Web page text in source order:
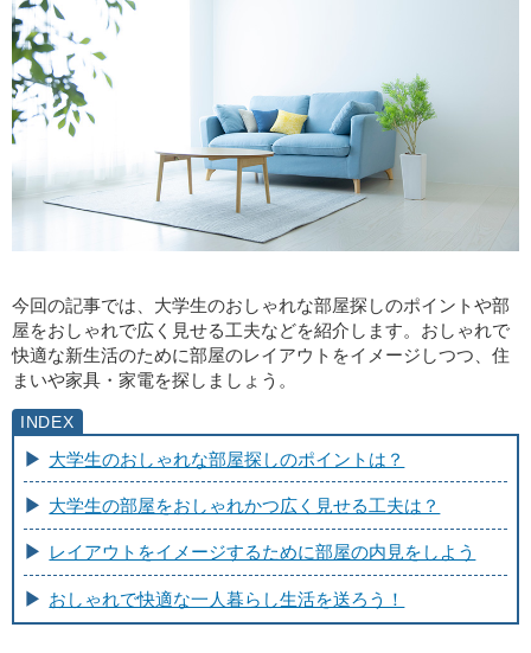
今回の記事では、大学生のおしゃれな部屋探しのポイントや部
屋をおしゃれで広く見せる工夫などを紹介します。おしゃれで
快適な新生活のために部屋のレイアウトをイメージしつつ、住
まいや家具・家電を探しましょう。
大学生のおしゃれな部屋探しのポイントは？
大学生の部屋をおしゃれかつ広く見せる工夫は？
レイアウトをイメージするために部屋の内見をしよう
おしゃれで快適な一人暮らし生活を送ろう！